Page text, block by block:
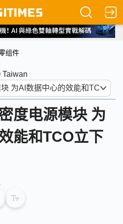
组件
Taiwan
度电源模块 为
能和TCO立下